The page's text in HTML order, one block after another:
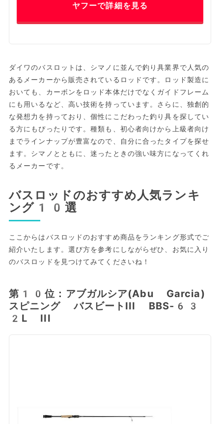
ヤフーで詳細を見る
ダイワのバスロットは、シマノに並んで釣り具業界で人気の
あるメーカーから販売されているロッドです。ロッド製造に
おいても、カーボンをロッド本体だけでなくガイドフレーム
にも用いるなど、高い技術を持っています。さらに、独創的
な発想力を持っており、個性にこだわった釣り具を探してい
る方にもぴったりです。種類も、初心者向けから上級者向け
までラインナップが豊富なので、自分に合ったタイプを探せ
ます。シマノとともに、迷ったときの強い味方になってくれ
るメーカーです。
バスロッドのおすすめ人気ランキ
ング10選
ここからはバスロッドのおすすめ商品をランキング形式でご
紹介いたします。選び方を参考にしながらぜひ、お気に入り
のバスロッドを見つけてみてくださいね！
第10位：アブガルシア(Abu Garcia)
スピニング バスビートIII BBS-63
2L III